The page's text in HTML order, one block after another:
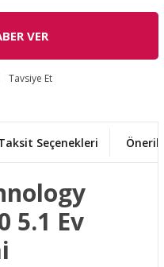
VER
Tavsiye Et
Seçenekleri
5.1 Ev